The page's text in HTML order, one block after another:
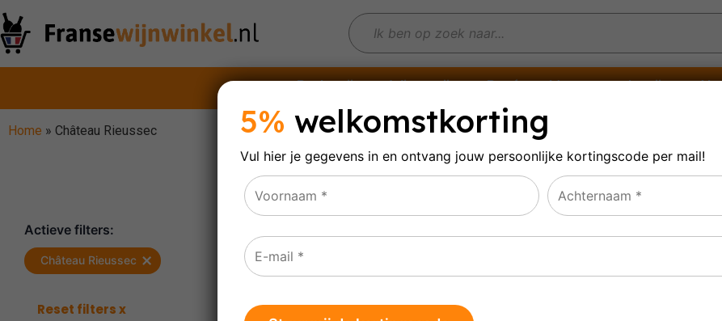
Rode wijn Witte wijn Rosé Mousserende wijn
Home » Château Rieussec
Château Rieussec
Actieve filters:
Château Rieussec ×
Reset filters x
5% welkomstkorting
Vul hier je gegevens in en ontvang jouw persoonlijke kortingscode per mail!